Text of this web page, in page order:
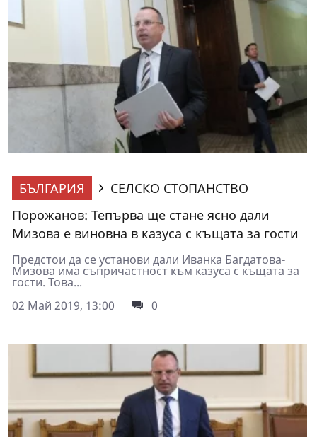
БЪЛГАРИЯ
СЕЛСКО СТОПАНСТВО
Порожанов: Тепърва ще стане ясно дали
Мизова е виновна в казуса с къщата за гости
Предстои да се установи дали Иванка Багдатова-
Мизова има съпричастност към казуса с къщата за
гости. Това...
02 Май 2019, 13:00
0